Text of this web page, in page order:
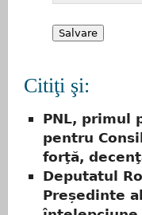
Citiţi şi:
PNL, primul
pentru
forţă,
Deputatul
Președinte